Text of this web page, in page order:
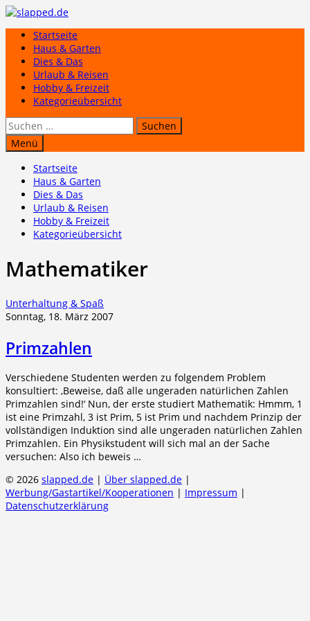
Zum
springenStartseite
Haus & Garten
Dies & Das
Urlaub & Reisen
Hobby & Freizeit
Kategorieübersicht
Suchen
nach:
Menü
Startseite
Haus & Garten
Dies & Das
Urlaub & Reisen
Hobby & Freizeit
Kategorieübersicht
Mathematiker
Unterhaltung & Spaß
Sonntag, 18. März 2007
Primzahlen
Verschiedene Studenten werden zu folgendem Problem
konsultiert: ‚Beweise, daß alle ungeraden natürlichen Zahlen
Primzahlen sind!‘ Nun, der erste studiert Mathematik: Hmmm, 1
ist eine Primzahl, 3 ist Prim, 5 ist Prim und nachdem Prinzip der
vollständigen Induktion sind alle ungeraden natürlichen Zahlen
Primzahlen. Ein Physikstudent will sich mal an der Sache
versuchen: Also ich beweis …
© 2026 slapped.de | Über slapped.de |
Werbung/Gastartikel/Kooperationen | Impressum |
Datenschutzerklärung